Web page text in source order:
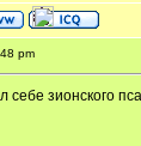
pm
себе зионского